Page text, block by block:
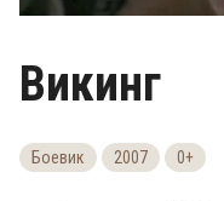
Викинг
Боевик 2007 0+